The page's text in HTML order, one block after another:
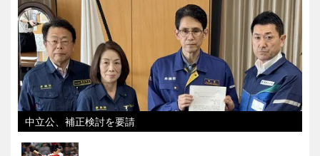
中立公、補正検討を要請